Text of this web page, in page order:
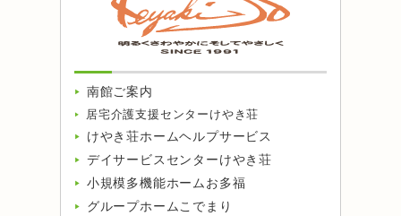
南館ご案内
居宅介護支援センターけやき荘
けやき荘ホームヘルプサービス
デイサービスセンターけやき荘
小規模多機能ホームお多福
グループホームこでまり